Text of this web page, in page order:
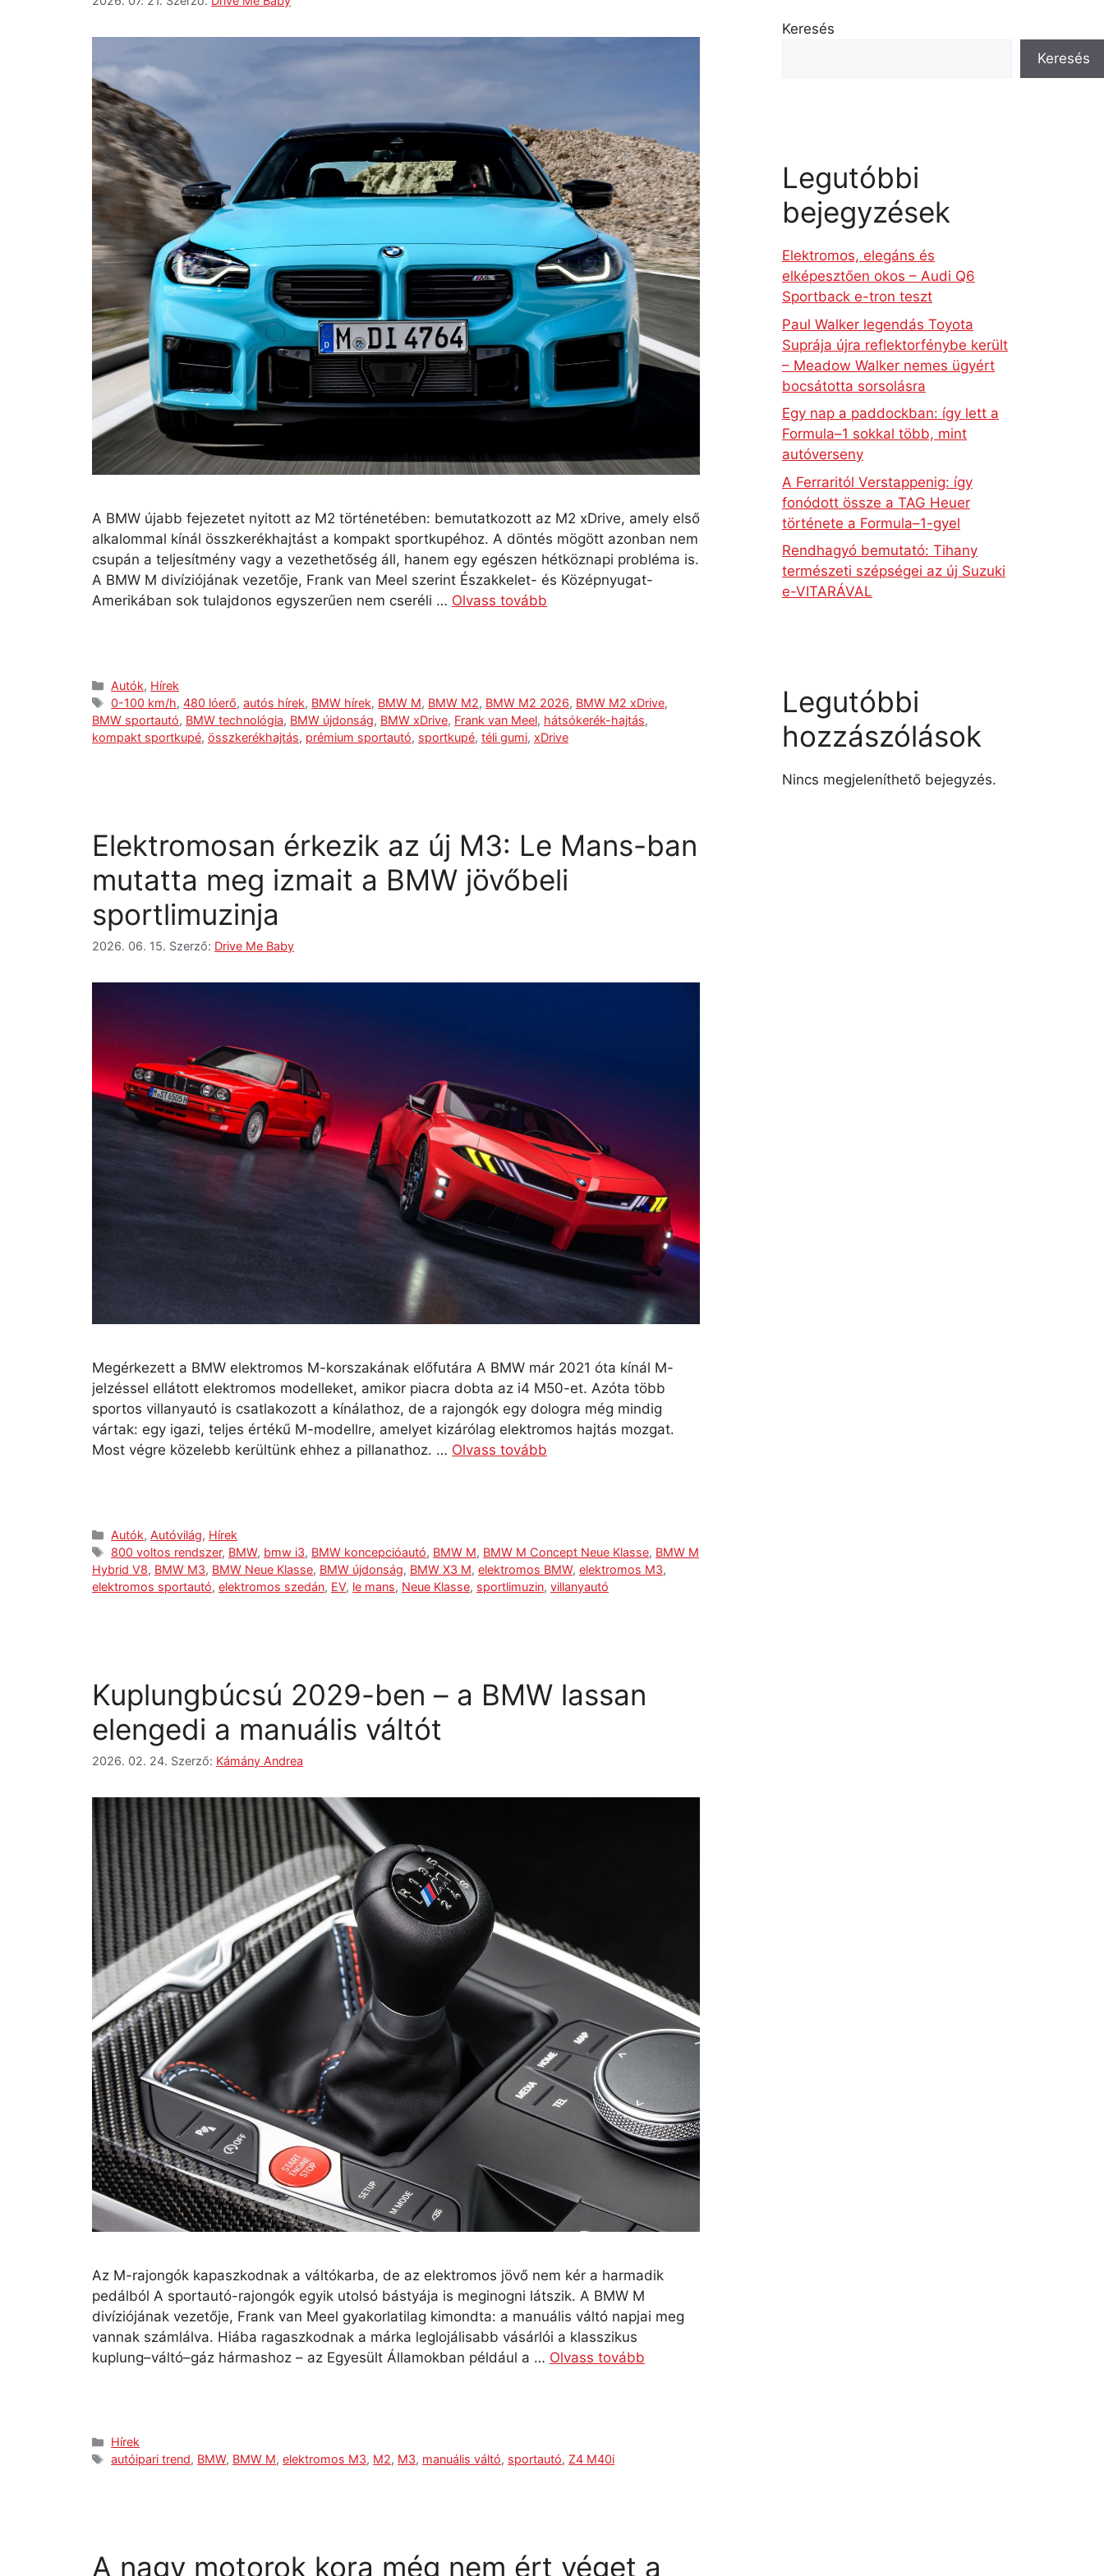
A BMW újabb fejezetet nyitott az M2 történetében: bemutatkozott az M2 xDrive, amely első
alkalommal kínál összkerékhajtást a kompakt sportkupéhoz. A döntés mögött azonban nem
csupán a teljesítmény vagy a vezethetőség áll, hanem egy egészen hétköznapi probléma is.
A BMW M divíziójának vezetője, Frank van Meel szerint Északkelet- és Középnyugat-
Amerikában sok tulajdonos egyszerűen nem cseréli … Olvass tovább
Autók, Hírek
0-100 km/h,480 lóerő,autós hírek, BMW hírek, BMW M, BMW M2, BMW M2 2026, BMW M2 xDrive,
BMW sportautó, BMW technológia, BMW újdonság, BMW xDrive, Frank van Meel, hátsókerék-hajtás,
kompakt sportkupé, összkerékhajtás, prémium sportautó, sportkupé, téli gumi, xDrive
Elektromosan érkezik az új M3: Le Mans-ban
mutatta meg izmait a BMW jövőbeli
sportlimuzinja
2026. 06. 15. Szerző: Drive Me Baby
Megérkezett a BMW elektromos M-korszakának előfutára A BMW már 2021 óta kínál M-
jelzéssel ellátott elektromos modelleket, amikor piacra dobta az i4 M50-et. Azóta több
sportos villanyautó is csatlakozott a kínálathoz, de a rajongók egy dologra még mindig
vártak: egy igazi, teljes értékű M-modellre, amelyet kizárólag elektromos hajtás mozgat.
Most végre közelebb kerültünk ehhez a pillanathoz. … Olvass tovább
Autók, Autóvilág, Hírek
800 voltos rendszer, BMW, bmw i3, BMW koncepcióautó, BMW M, BMW M Concept Neue Klasse, BMW M
Hybrid V8, BMW M3, BMW Neue Klasse, BMW újdonság, BMW X3 M, elektromos BMW, elektromos M3,
elektromos sportautó, elektromos szedán, EV, le mans, Neue Klasse, sportlimuzin, villanyautó
Kuplungbúcsú 2029-ben – a BMW lassan
elengedi a manuális váltót
2026. 02. 24. Szerző: Kámány Andrea
Az M-rajongók kapaszkodnak a váltókarba, de az elektromos jövő nem kér a harmadik
pedálból A sportautó-rajongók egyik utolsó bástyája is meginogni látszik. A BMW M
divíziójának vezetője, Frank van Meel gyakorlatilag kimondta: a manuális váltó napjai meg
vannak számlálva. Hiába ragaszkodnak a márka leglojálisabb vásárlói a klasszikus
kuplung–váltó–gáz hármashoz – az Egyesült Államokban például a … Olvass tovább
Hírek
autóipari trend, BMW, BMW M,elektromos M3, M2, M3, manuális váltó, sportautó, Z4 M40i
A nagy motorok kora még nem ért véget a
Keresés
Keresés
Legutóbbi
bejegyzések
Elektromos, elegáns és
elképesztően okos – Audi Q6
Sportback e-tron teszt
Paul Walker legendás Toyota
Suprája újra reflektorfénybe került
– Meadow Walker nemes ügyért
bocsátotta sorsolásra
Egy nap a paddockban: így lett a
Formula–1 sokkal több, mint
autóverseny
A Ferraritól Verstappenig: így
fonódott össze a TAG Heuer
története a Formula–1-gyel
Rendhagyó bemutató: Tihany
természeti szépségei az új Suzuki
e-VITARÁVAL
Legutóbbi
hozzászólások
Nincs megjeleníthető bejegyzés.